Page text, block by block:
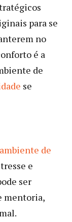
para se
no
é a
de
se
de
e
ser
mentoria,